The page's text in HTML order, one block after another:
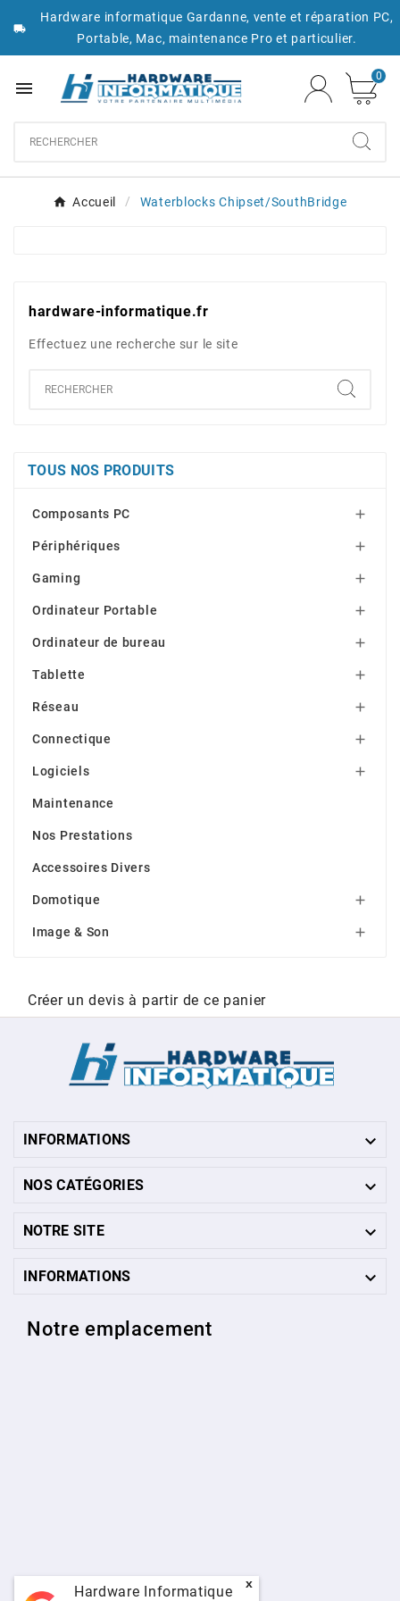

Hardware informatique Gardanne, vente et réparation PC,
Portable, Mac, maintenance Pro et particulier.

0
Accueil Waterblocks Chipset/SouthBridge
hardware-informatique.fr
Effectuez une recherche sur le site
TOUS NOS PRODUITS
Composants PC 
Périphériques 
Gaming 
Ordinateur Portable 
Ordinateur de bureau 
Tablette 
Réseau 
Connectique 
Logiciels 
Maintenance
Nos Prestations
Accessoires Divers
Domotique 
Image & Son 
Créer un devis à partir de ce panier
INFORMATIONS 
NOS CATÉGORIES 
NOTRE SITE 
INFORMATIONS 
Notre emplacement
Hardware Informatique x